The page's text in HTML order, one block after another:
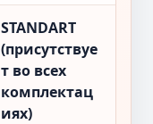
STANDART
(присутствуе
т во всех
комплектац
иях)